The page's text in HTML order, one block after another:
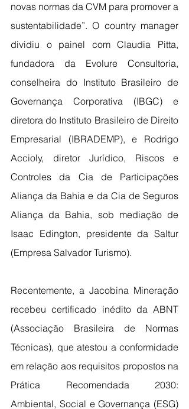
novas normas da CVM para promover a
sustentabilidade”. O country manager
dividiu o painel com Claudia Pitta,
fundadora da Evolure Consultoria,
conselheira do Instituto Brasileiro de
Governança Corporativa (IBGC) e
diretora do Instituto Brasileiro de Direito
Empresarial (IBRADEMP), e Rodrigo
Accioly, diretor Jurídico, Riscos e
Controles da Cia de Participações
Aliança da Bahia e da Cia de Seguros
Aliança da Bahia, sob mediação de
Isaac Edington, presidente da Saltur
(Empresa Salvador Turismo).
Recentemente, a Jacobina Mineração
recebeu certificado inédito da ABNT
(Associação Brasileira de Normas
Técnicas), que atestou a conformidade
em relação aos requisitos propostos na
Prática Recomendada 2030:
Ambiental, Social e Governança (ESG)